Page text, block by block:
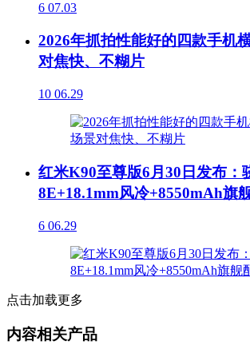
6 07.03
2026年抓拍性能好的四款手机
对焦快、不糊片
10 06.29
红米K90至尊版6月30日发布：
8E+18.1mm风冷+8550mAh旗
6 06.29
点击加载更多
内容相关产品